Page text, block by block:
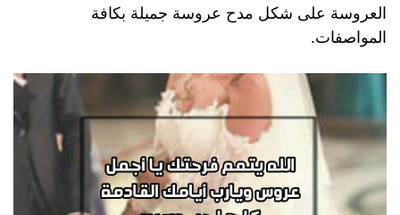
العروسة على شكل مدح عروسة جميلة بكافة
المواصفات.